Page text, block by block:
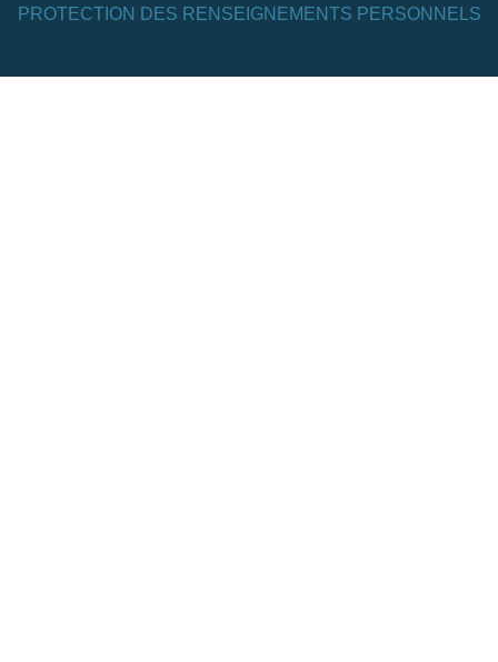
PROTECTION DES RENSEIGNEMENTS PERSONNELS